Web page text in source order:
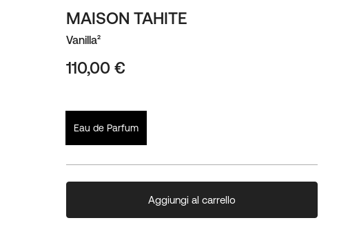
MAISON TAHITE
Vanilla²
110,00 €
Eau de Parfum
Aggiungi al carrello